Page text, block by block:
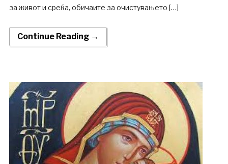
за живот и среќа, обичаите за очистувањето […]
Continue Reading →